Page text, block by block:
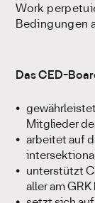
Work
Bedingungen
Das CED-
Mitglieder
arbeitet auf
unterstützt
aller am